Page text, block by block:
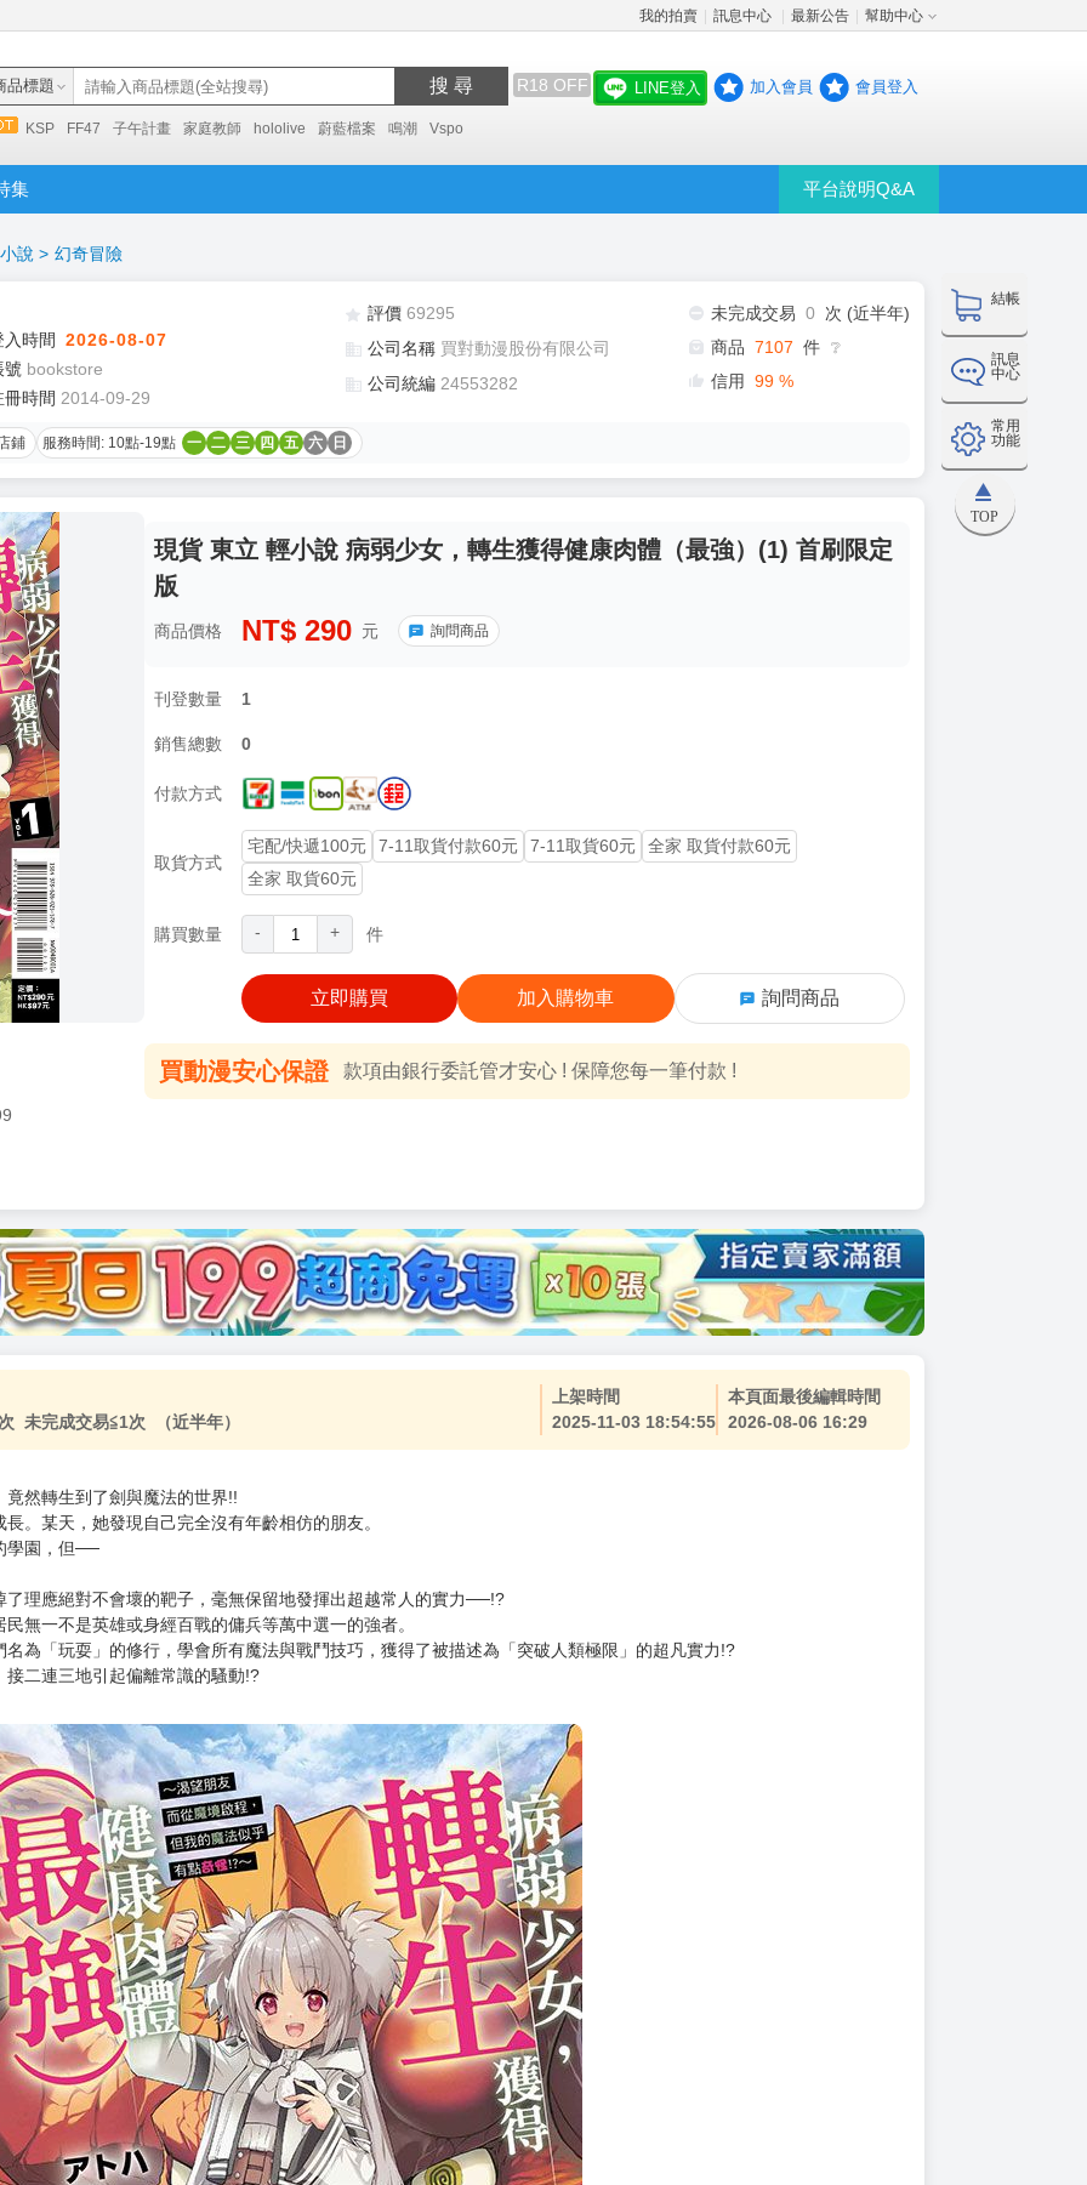
我的拍賣 訊息中心 最新公告 幫助中心
品標題 搜 尋 R18 OFF
KSP FF47 子午計畫 家庭教師 hololive 蔚藍檔案 鳴潮 Vspo
LINE登入 加入會員 會員登入
集 平台說明Q&A
結帳
訊息
中心
常用
功能
TOP
說 > 幻奇冒險
入時間 2026-08-07
號 bookstore
時間 2014-09-29
評價 69295
公司名稱 買對動漫股份有限公司
公司統編 24553282
未完成交易 0
次 (近半年)
商品 7107 件 ❔
信用 99 %
鋪 服務時間: 10點-19點 一 二 三 四 五 六 日
現貨 東立 輕小說 病弱少女，轉生獲得健康肉體（最強）(1) 首刷限定
版
商品價格 NT$ 290 元 詢問商品
刊登數量 1
銷售總數 0
付款方式
取貨方式
宅配/快遞100元 7-11取貨付款60元 7-11取貨60元
全家 取貨付款60元
全家 取貨60元
購買數量 - + 件
立即購買 加入購物車 詢問商品
買動漫安心保證 款項由銀行委託管才安心 ! 保障您每一筆付款 !
未完成交易≦1次 （近半年）
上架時間
2025-11-03 18:54:55
本頁面最後編輯時間
2026-08-06 16:29
然轉生到了劍與魔法的世界!!
。某天，她發現自己完全沒有年齡相仿的朋友。
學園，但──
理應絕對不會壞的靶子，毫無保留地發揮出超越常人的實力──!?
無一不是英雄或身經百戰的傭兵等萬中選一的強者。
為「玩耍」的修行，學會所有魔法與戰鬥技巧，獲得了被描述為「突破人類極限」的超凡實力!?
二連三地引起偏離常識的騷動!?